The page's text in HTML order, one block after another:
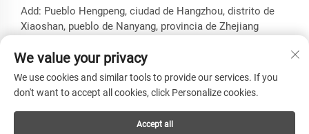
Add: Pueblo Hengpeng, ciudad de Hangzhou, distrito de
Xiaoshan, pueblo de Nanyang, provincia de Zhejiang
Correo electrónico:
[email protected]
CO.,LTD Reservados todos los derechos -
We value your privacy
We use cookies and similar tools to provide our services. If you
don't want to accept all cookies, click Personalize cookies.
Accept all